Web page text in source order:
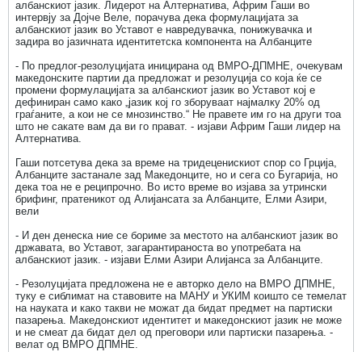
албанскиот јазик. Лидерот на Алтернатива, Африм Гаши во
интервју за Дојче Веле, порачува дека формулацијата за
албанскиот јазик во Уставот е навредувачка, понижувачка и
задира во јазичната идентитетска компонента на Албанците
- По предлог-резолуцијата иницирана од ВМРО-ДПМНЕ, очекувам
македонските партии да предложат и резолуција со која ќе се
промени формулацијата за албанскиот јазик во Уставот кој е
дефиниран само како „јазик кој го зборуваат најмалку 20% од
граѓаните, а кои не се мнозинство.“ Не правете им го на други тоа
што не сакате вам да ви го прават. - изјави Африм Гаши лидер на
Алтернатива.
Гаши потсетува дека за време на тридеценискиот спор со Грција,
Албанците застанале зад Македонците, но и сега со Бугарија, но
дека тоа не е реципрочно. Во исто време во изјава за утрински
брифинг, пратеникот од Алијансата за Албанците, Елми Азири,
вели
- И ден денеска ние се бориме за местото на албанскиот јазик во
државата, во Уставот, загарантираноста во употребата на
албанскиот јазик. - изјави Елми Азири Алијанса за Албанците.
- Резолуцијата предложена не е авторко дело на ВМРО ДПМНЕ,
туку е сиблимат на ставовите на МАНУ и УКИМ коишто се темелат
на науката и како такви не можат да бидат предмет на партиски
пазарења. Македонскиот идентитет и македонскиот јазик не може
и не смеат да бидат дел од преговори или партиски пазарења. -
велат од ВМРО ДПМНЕ.